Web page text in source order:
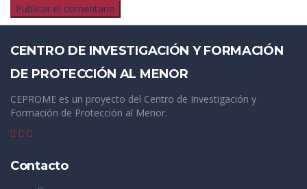
CENTRO DE INVESTIGACIÓN Y FORMACIÓN
DE PROTECCIÓN AL MENOR
CEPROME es un proyecto del Centro de Investigación y
Formación de Protección al Menor.
Contacto